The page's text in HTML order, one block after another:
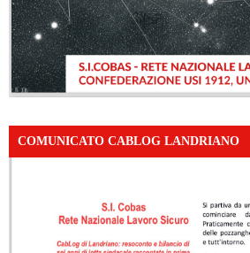
COMUNICATO CABLOG LANDRIANO